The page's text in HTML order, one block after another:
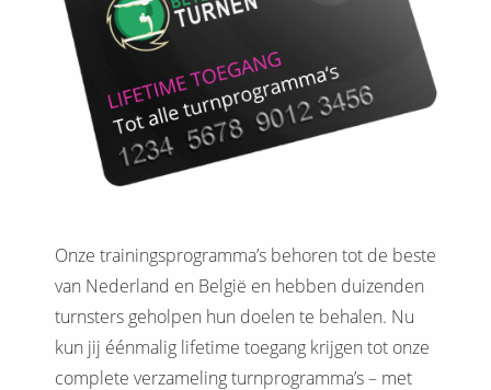
Onze trainingsprogramma’s behoren tot de beste
van Nederland en België en hebben duizenden
turnsters geholpen hun doelen te behalen. Nu
kun jij éénmalig lifetime toegang krijgen tot onze
complete verzameling turnprogramma’s – met